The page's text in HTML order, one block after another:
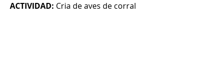
ACTIVIDAD: Cria de aves de corral